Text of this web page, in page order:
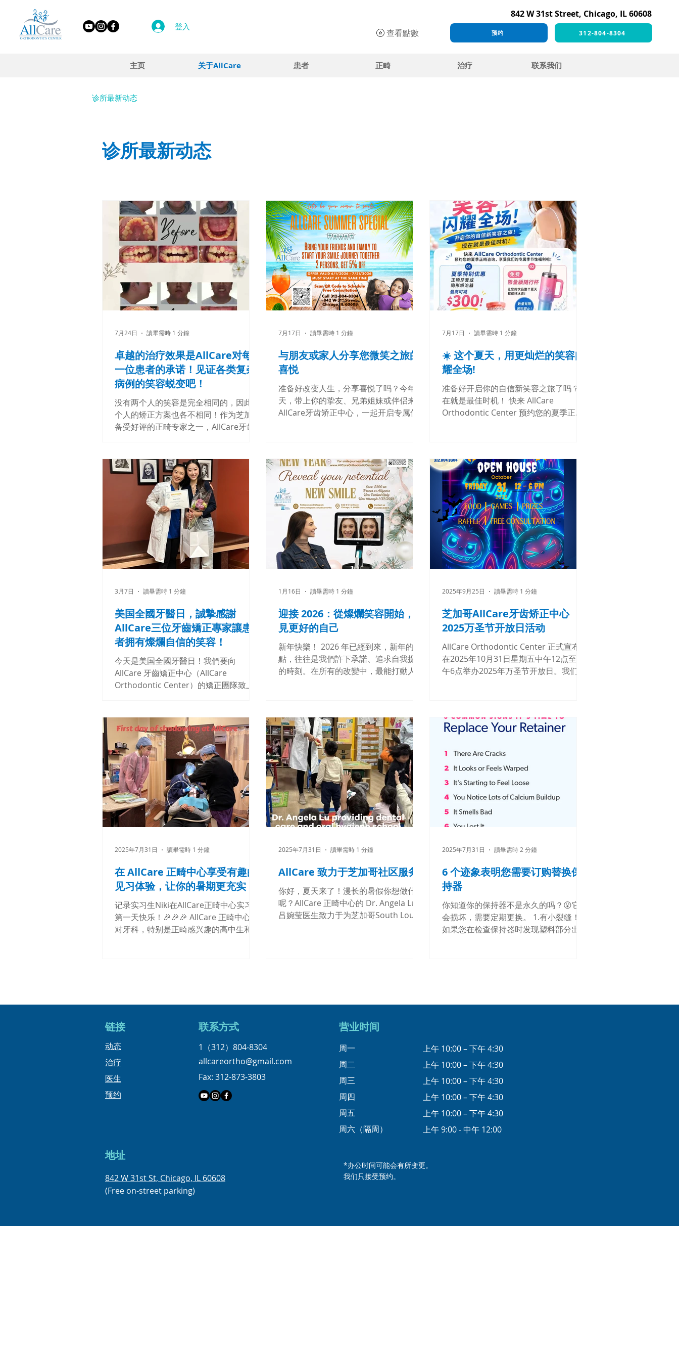
登入
842 W 31st Street, Chicago, IL 60608
查看點數
预约 312-804-8304
主页 关于AllCare 患者 正畸 治疗 联系我们
诊所最新动态
诊所最新动态
卓越的治疗效果是AllCare对每
一位患者的承诺！见证各类复杂
病例的笑容蜕变吧！
没有两个人的笑容是完全相同的，因此每
个人的矫正方案也各不相同！作为芝加哥
备受好评的正畸专家之一，AllCare牙齿
力于为面临复杂正畸难题的各年龄段患者
提供卓越的治疗效果，并以此为荣！ 滑
动查看AllCare的医生如何成功矫治以下
各类复杂病例： 严重牙齿拥挤 开颌
(Open Bite) 深覆颌 (Deep Bite) 反颌/交
叉咬合 (Cross Bite) 深覆盖
(Pronounced Overbite) 细节成就非凡！
想要获得真正稳定的咬合关系和美观的笑
容，仅仅排齐牙齿是远远不够的；这需要
深厚的临床洞察力、详尽的诊断分析以及
AllCare牙齿矫正中心的医生们对卓越品
质的追求，以及他为每位患者提供量身定
制诊疗方案的坚定承诺。 准备好开启您
的蜕变之旅了吗？立即致电312-804-
8304或者微信allcareortho预约咨询吧！
#芝加哥华人牙医 #芝加哥儿童成人牙齿
矫正 #咬合关系 #芝
7月24日 讀畢需時 1 分鐘
与朋友或家人分享您微笑之旅的
喜悦
准备好改变人生，分享喜悦了吗？今年夏
天，带上你的挚友、兄弟姐妹或伴侣来
AllCare牙齿矫正中心，一起开启专属你
人轻松开启健康美丽笑容之旅，两人同
行，享95折优惠！ 有效期为2026年6月1
日至2026年7月31日 欢迎致电 312-804-
8304 或网上预约
https://book2.getweave.com/26740cd
7.../request-appointment 地址：842 W
31st Street, Chicago, IL 60608 #微笑之
旅 #芝加哥牙医 #芝加哥微笑 #芝加哥正
畸医生 # 畸形 # 芝加哥牙齿矫正 #芝加哥
隐适美矫正 #芝加哥儿童牙齿矫正 #芝加
7月17日 讀畢需時 1 分鐘
☀️ 这个夏天，用更灿烂的笑容闪
耀全场!
准备好开启你的自信新笑容之旅了吗？现
在就是最佳时机！ 快来 AllCare
Orthodontic Center 预约您的夏季正畸
的饮品整个夏天都保持冰爽（数量有限，
送完即止！）。 别再犹豫了——我们的
预约名额和这款超高颜值的渐变色随行杯
都抢手得很，手慢无哦！ 点击我们主页
的链接
www.AllCareOrthodonticCenter.com
或今天就致电我们312-804-8304，预约
您的免费咨询服务吧！
#AllCareOrthodontics #SummerSmile
#ChicagoOrthodontist #Braces
#SummerVibes #TumblerGiveAway #
芝加哥牙齿矫正 #芝加哥牙科诊所 #芝加
哥隐适美 #儿童成人牙齿矫正
7月17日 讀畢需時 1 分鐘
美国全國牙醫日，誠摯感謝
AllCare三位牙齒矯正專家讓患
者拥有燦爛自信的笑容！
今天是美国全國牙醫日！我們要向
AllCare 牙齒矯正中心（AllCare
Orthodontic Center）的矯正團隊致上
Dr. Budi Kusnoto • Dr. Phimon
Atsawasuwan • Dr. Angela Lu 無論是初
次諮詢，還是終於拆下牙套的大日子，這
三位醫師都以專業的精神、親切的態度和
精準的醫術對待每一位患者。 他們不只
是矯正牙齒；他們真正傾聽並像家人一樣
關心患者，甚至讓他们充滿舒适和预约来
就诊。從隱形牙套到傳統矯正器，
AllCare 獲有委員會認證的牙齿矯正專科
醫師們，讓這段追求完美笑容的旅程实现
得更燦爛，並擁有滿滿的自信！
#NationalDentistDay
#AllCareOrthodontics #SmileBright
#OrthodontistShoutout
#ChicagoSmiles #BracesOff
#InvisalignJourney #
3月7日 讀畢需時 1 分鐘
迎接 2026：從燦爛笑容開始，遇
見更好的自己
新年快樂！ 2026 年已經到來，新年的起
點，往往是我們許下承諾、追求自我提升
的時刻。在所有的改變中，最能打動人心
如果您一直在考慮牙齒矯正，今年正是邁
出這一步的完美契機。 選擇專業且合適
的醫療團隊，是確保這段蛻變旅程順心、
成功的關鍵。在 AllCare 牙齒矯正中心 ，
您將遇見一群充滿熱忱、具備美國牙科矯
正委員會認證（Board Certified）的專科
醫師及專業臨床團隊。我們致力於運用尖
端的先進技術與多樣化的治療方案，讓您
的矯正過程既舒適又高效。 為了讓您能
更輕鬆地擁有完美笑容，我們提供以下貼
科保險。 無壓力方案 ：提供無息分期付
款計畫。 彈性預約時間 ：包含課後及週
末時段，配合您的忙碌生活。 現在就預
約您的「免費諮詢」吧！ 讓我們陪伴您
探索最合適的方案，在 2026 年，開啟屬
於您的笑容蛻變之旅。 #newyear2026
1月16日 讀畢需時 1 分鐘
芝加哥AllCare牙齿矫正中心
2025万圣节开放日活动
AllCare Orthodontic Center 正式宣布将
在2025年10月31日星期五中午12点至下
午6点举办2025年万圣节开放日。我们将
请预约！您健康自信的微笑之旅从
AllCare Orthodontic Center开始！
😁 #芝加哥牙医诊所 #芝加哥牙齿矫正 #
芝加哥隐适美矫正 #芝加哥华人牙医 #芝
加哥正畸专科 #AllCare牙齿矫正中心
#DrLu #DrK #ChicagoOrthodontist
#ChicagoBraces #ChicagoAligners
#ChicagoInvisalign
#BoardCertifiedOrthodontist #亚裔审
2025年9月25日 讀畢需時 1 分鐘
在 AllCare 正畸中心享受有趣的
见习体验，让你的暑期更充实
记录实习生Niki在AllCare正畸中心实习的
第一天快乐！🎉🎉🎉 AllCare 正畸中心为
对牙科，特别是正畸感兴趣的高中生和大
2025年7月31日 讀畢需時 1 分鐘
AllCare 致力于芝加哥社区服务
你好，夏天来了！漫长的暑假你想做什么
呢？AllCare 正畸中心的 Dr. Angela Lu
吕婉莹医生致力于为芝加哥South Loup,
2025年7月31日 讀畢需時 1 分鐘
6 个迹象表明您需要订购替换保
持器
你知道你的保持器不是永久的吗？😮它们
会损坏，需要定期更换。 1.有小裂缝！
如果您在检查保持器时发现塑料部分出现
2025年7月31日 讀畢需時 2 分鐘
链接
​动态
治疗
医生
预约
​联系方式
1（312）804-8304
allcareortho@gmail.com
Fax: 312-873-3803
地址
842 W 31st St, Chicago, IL 60608
(Free on-street parking)
营业时间
周一
周二
周三
周四
周五
周六（隔周）
上午 10:00 – 下午 4:30
上午 10:00 – 下午 4:30
上午 10:00 – 下午 4:30
上午 10:00 – 下午 4:30
上午 10:00 – 下午 4:30
上午 9:00 - 中午 12:00
*办公时间可能会有所变更。
我们只接受预约。